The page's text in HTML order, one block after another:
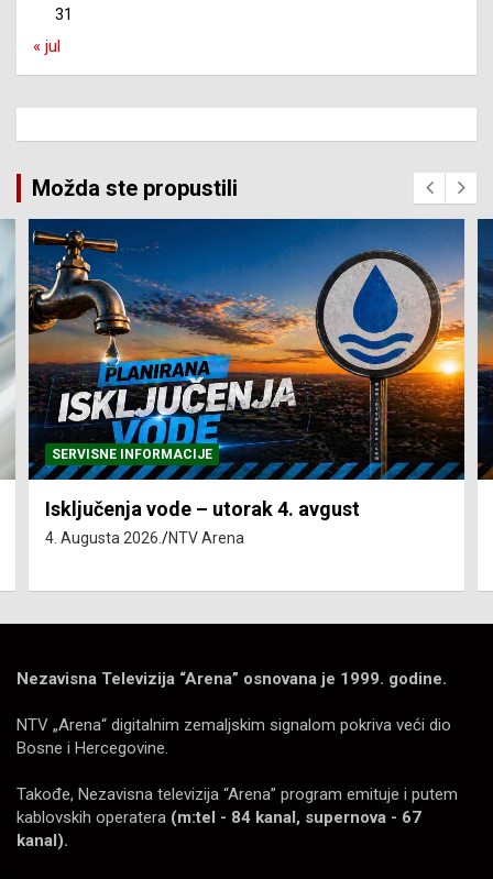
31
« jul
Možda ste propustili
SERVISNE INFORMACIJE
Isključenja vode – utorak 4. avgust
4. Augusta 2026. NTV Arena
Nezavisna Televizija “Arena” osnovana je 1999. godine.
NTV „Arena“ digitalnim zemaljskim signalom pokriva veći dio
Bosne i Hercegovine.
Takođe, Nezavisna televizija “Arena” program emituje i putem
kablovskih operatera (m:tel - 84 kanal, supernova - 67
kanal).